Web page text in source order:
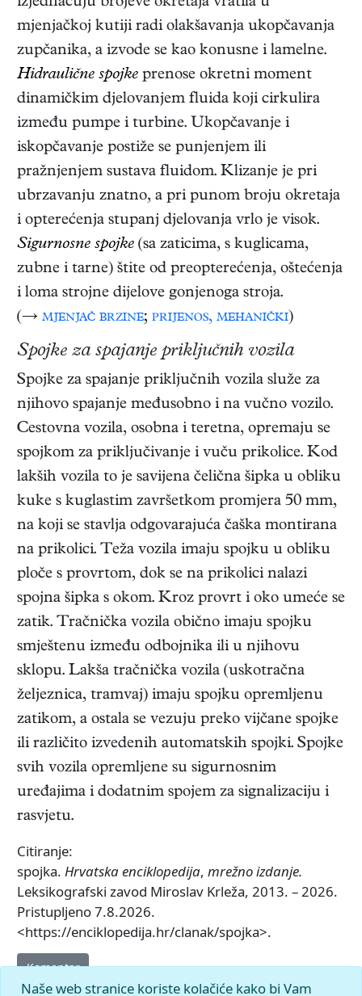
mjenjačkoj kutiji radi olakšavanja ukopčavanja
zupčanika, a izvode se kao konusne i lamelne.
Hidraulične spojke prenose okretni moment
dinamičkim djelovanjem fluida koji cirkulira
između pumpe i turbine. Ukopčavanje i
iskopčavanje postiže se punjenjem ili
pražnjenjem sustava fluidom. Klizanje je pri
ubrzavanju znatno, a pri punom broju okretaja
i opterećenja stupanj djelovanja vrlo je visok.
Sigurnosne spojke (sa zaticima, s kuglicama,
zubne i tarne) štite od preopterećenja, oštećenja
i loma strojne dijelove gonjenoga stroja.
(→ mjenjač brzine; prijenos, mehanički)
Spojke za spajanje priključnih vozila
Spojke za spajanje priključnih vozila služe za
njihovo spajanje međusobno i na vučno vozilo.
Cestovna vozila, osobna i teretna, opremaju se
spojkom za priključivanje i vuču prikolice. Kod
lakših vozila to je savijena čelična šipka u obliku
kuke s kuglastim završetkom promjera 50 mm,
na koji se stavlja odgovarajuća čaška montirana
na prikolici. Teža vozila imaju spojku u obliku
ploče s provrtom, dok se na prikolici nalazi
spojna šipka s okom. Kroz provrt i oko umeće se
zatik. Tračnička vozila obično imaju spojku
smještenu između odbojnika ili u njihovu
sklopu. Lakša tračnička vozila (uskotračna
željeznica, tramvaj) imaju spojku opremljenu
zatikom, a ostala se vezuju preko vijčane spojke
ili različito izvedenih automatskih spojki. Spojke
svih vozila opremljene su sigurnosnim
uređajima i dodatnim spojem za signalizaciju i
rasvjetu.
Citiranje:
spojka. Hrvatska enciklopedija, mrežno izdanje.
Leksikografski zavod Miroslav Krleža, 2013. – 2026.
Pristupljeno 7.8.2026.
<https://enciklopedija.hr/clanak/spojka>.
Komentar
Naše web stranice koriste kolačiće kako bi Vam